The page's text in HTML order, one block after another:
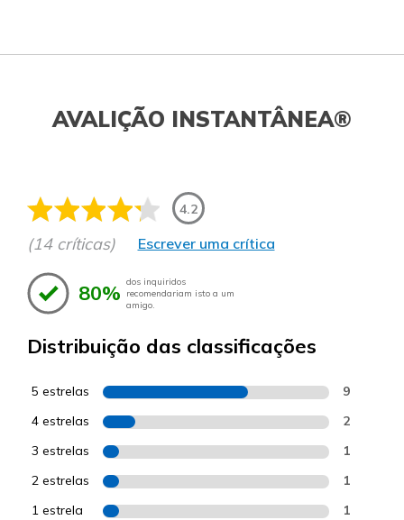
AVALIÇÃO INSTANTÂNEA®
4.2
(14 críticas) Escrever uma crítica
80% dos inquiridos
recomendariam isto a um
amigo.
Distribuição das classificações
5 estrelas 9
4 estrelas 2
3 estrelas 1
2 estrelas 1
1 estrela 1